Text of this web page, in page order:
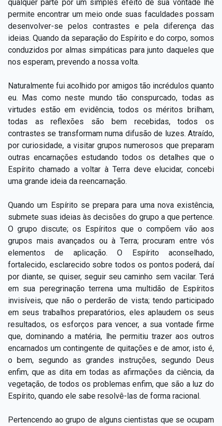
qualquer parte por um simples efeito de sua vontade lhe
permite encontrar um meio onde suas faculdades possam
desenvolver-se pelos contrastes e pela diferença das
ideias. Quando da separação do Espírito e do corpo, somos
conduzidos por almas simpáticas para junto daqueles que
nos esperam, prevendo a nossa volta.
Naturalmente fui acolhido por amigos tão incrédulos quanto
eu. Mas como neste mundo tão conspurcado, todas as
virtudes estão em evidência, todos os méritos brilham,
todas as reflexões são bem recebidas, todos os
contrastes se transformam numa difusão de luzes. Atraído,
por curiosidade, a visitar grupos numerosos que preparam
outras encarnações estudando todos os detalhes que o
Espírito chamado a voltar à Terra deve elucidar, concebi
uma grande ideia da reencarnação.
Quando um Espírito se prepara para uma nova existência,
submete suas ideias às decisões do grupo a que pertence.
O grupo discute; os Espíritos que o compõem vão aos
grupos mais avançados ou à Terra; procuram entre vós
elementos de aplicação. O Espírito aconselhado,
fortalecido, esclarecido sobre todos os pontos poderá, daí
por diante, se quiser, seguir seu caminho sem vacilar. Terá
em sua peregrinação terrena uma multidão de Espíritos
invisíveis, que não o perderão de vista; tendo participado
em seus trabalhos preparatórios, eles aplaudem os seus
resultados, os esforços para vencer, a sua vontade firme
que, dominando a matéria, lhe permitiu trazer aos outros
encarnados um contingente de quitações e de amor, isto é,
o bem, segundo as grandes instruções, segundo Deus
enfim, que as dita em todas as afirmações da ciência, da
vegetação, de todos os problemas enfim, que são a luz do
Espírito, quando ele sabe resolvê-las de forma racional.
Pertencendo ao grupo de alguns cientistas que se ocupam